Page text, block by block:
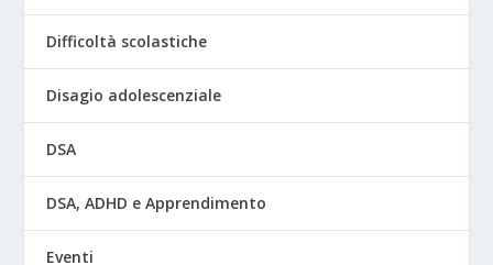
Difficoltà scolastiche
Disagio adolescenziale
DSA
DSA, ADHD e Apprendimento
Eventi